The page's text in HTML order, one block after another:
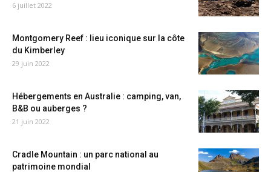
6 juillet 2022
Montgomery Reef : lieu iconique sur la côte
du Kimberley
29 juin 2022
Hébergements en Australie : camping, van,
B&B ou auberges ?
21 juin 2022
Cradle Mountain : un parc national au
patrimoine mondial